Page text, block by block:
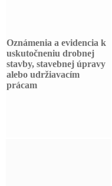
Oznámenia a evidencia k
uskutočneniu drobnej
stavby, stavebnej úpravy
alebo udržiavacím
prácam